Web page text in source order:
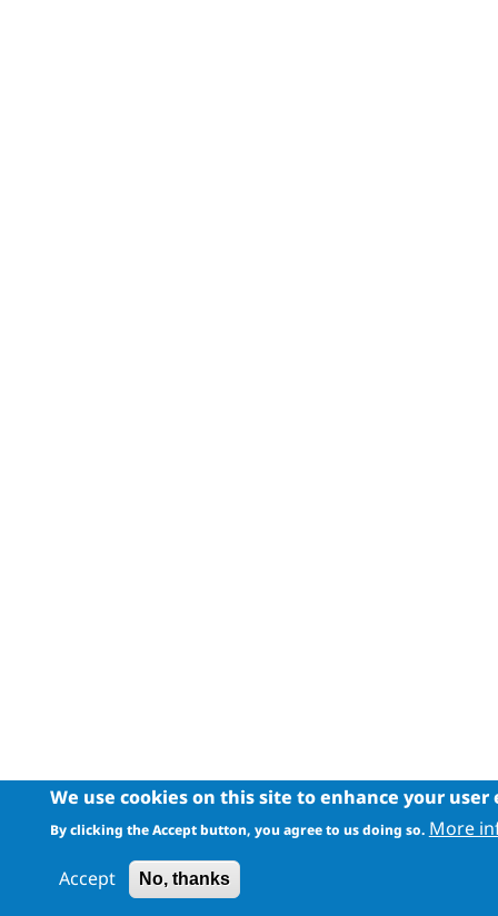
We use cookies on this site to enhance your user
By clicking the Accept button, you agree to us doing so. More
Accept
No, thanks